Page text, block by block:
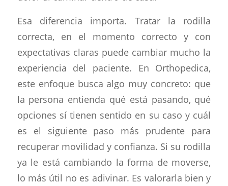
Esa diferencia importa. Tratar la rodilla
correcta, en el momento correcto y con
expectativas claras puede cambiar mucho la
experiencia del paciente. En Orthopedica,
este enfoque busca algo muy concreto: que
la persona entienda qué está pasando, qué
opciones sí tienen sentido en su caso y cuál
es el siguiente paso más prudente para
recuperar movilidad y confianza. Si su rodilla
ya le está cambiando la forma de moverse,
lo más útil no es adivinar. Es valorarla bien y